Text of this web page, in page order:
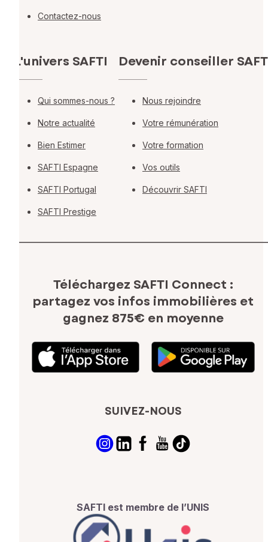
Contactez-nous
L'univers SAFTI
Qui sommes-nous ?
Notre actualité
Bien Estimer
SAFTI Espagne
SAFTI Portugal
SAFTI Prestige
Devenir conseiller
Nous rejoindre
Votre rémunération
Votre formation
Vos outils
Découvrir SAFTI
Téléchargez SAFTI Connect :
partagez vos infos immobilières et
gagnez 875€ en moyenne
SUIVEZ-NOUS
SAFTI est membre de l’UNIS